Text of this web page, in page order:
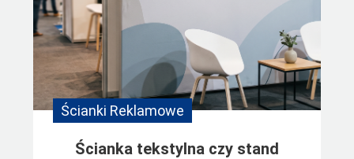
Ścianki Reklamowe
Ścianka tekstylna czy stand